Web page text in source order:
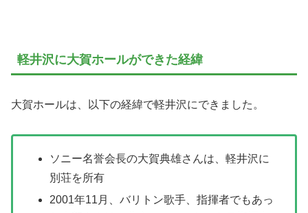
軽井沢に大賀ホールができた経緯
大賀ホールは、以下の経緯で軽井沢にできました。
ソニー名誉会長の大賀典雄さんは、軽井沢に
別荘を所有
2001年11月、バリトン歌手、指揮者でもあっ